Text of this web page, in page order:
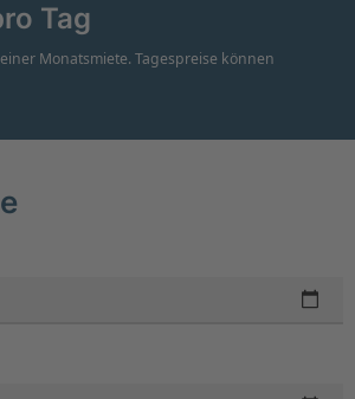
Tag
Monatsmiete. Tagespreise können